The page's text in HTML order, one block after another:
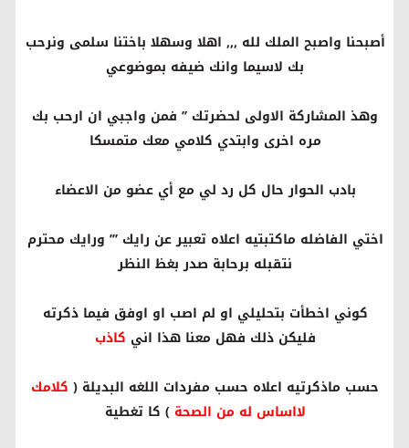
أصبحنا واصبح الملك لله ,,, اهلا وسهلا باختنا سلمى ونرحب
بك لاسيما وانك ضيفه بموضوعي
وهذ المشاركة الاولى لحضرتك ’’ فمن واجبي ان ارحب بك
مره اخرى وابتدي كلامي معك متمسكا
بادب الحوار حال كل رد لي مع أي عضو من الاعضاء
اختي الفاضله ماكتبتيه اعلاه تعبير عن رايك ’’’ ورايك محترم
نتقبله برحابة صدر بغظ النظر
كوني اخطأت بتحليلي او لم اصب او اوفق فيما ذكرته
فليكن ذلك فهل معنا هذا اني كاذب
حسب ماذكرتيه اعلاه حسب مفردات اللغه البديلة ( كلامك
لااساس له من الصحة ) كا تغطية